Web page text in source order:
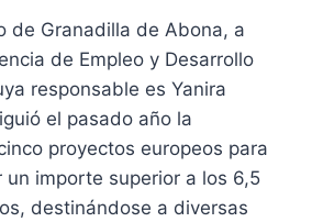
de Granadilla de Abona, a
de Empleo y Desarrollo
responsable es Yanira
el pasado año la
proyectos europeos para
un importe superior a los 6,5
destinándose a diversas